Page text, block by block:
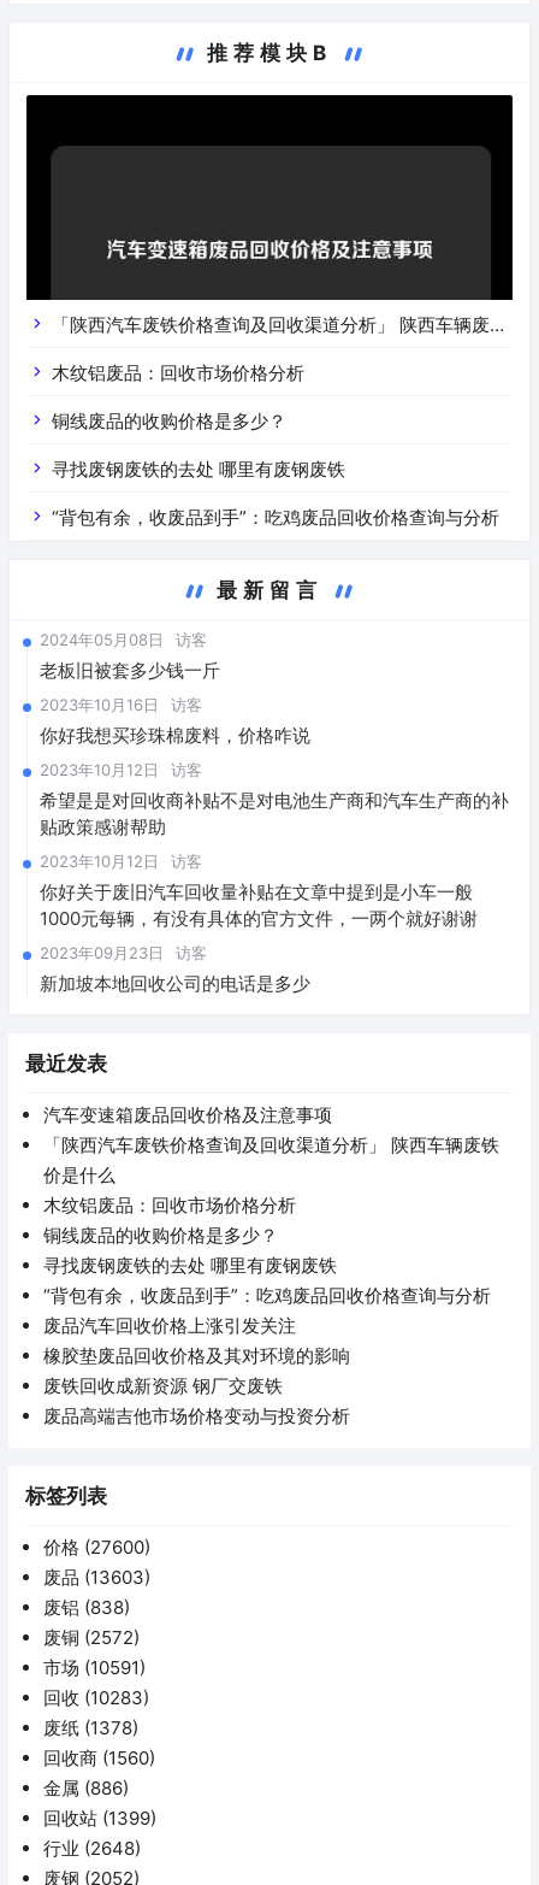
推荐模块B
「陕西汽车废铁价格查询及回收渠道分析」 陕西车辆废铁
价是什么
木纹铝废品：回收市场价格分析
铜线废品的收购价格是多少？
寻找废钢废铁的去处 哪里有废钢废铁
“背包有余，收废品到手”：吃鸡废品回收价格查询与分析
最新留言
2024年05月08日 访客
老板旧被套多少钱一斤
2023年10月16日 访客
你好我想买珍珠棉废料，价格咋说
2023年10月12日 访客
希望是是对回收商补贴不是对电池生产商和汽车生产商的补
贴政策感谢帮助
2023年10月12日 访客
你好关于废旧汽车回收量补贴在文章中提到是小车一般
1000元每辆，有没有具体的官方文件，一两个就好谢谢
2023年09月23日 访客
新加坡本地回收公司的电话是多少
最近发表
汽车变速箱废品回收价格及注意事项
「陕西汽车废铁价格查询及回收渠道分析」 陕西车辆废铁
价是什么
木纹铝废品：回收市场价格分析
铜线废品的收购价格是多少？
寻找废钢废铁的去处 哪里有废钢废铁
“背包有余，收废品到手”：吃鸡废品回收价格查询与分析
废品汽车回收价格上涨引发关注
橡胶垫废品回收价格及其对环境的影响
废铁回收成新资源 钢厂交废铁
废品高端吉他市场价格变动与投资分析
标签列表
价格 (27600)
废品 (13603)
废铝 (838)
废铜 (2572)
市场 (10591)
回收 (10283)
废纸 (1378)
回收商 (1560)
金属 (886)
回收站 (1399)
行业 (2648)
废钢 (2052)